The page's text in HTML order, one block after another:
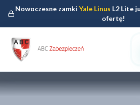
Nowoczesne zamkiYale Linus L2 Lite
ofertę!